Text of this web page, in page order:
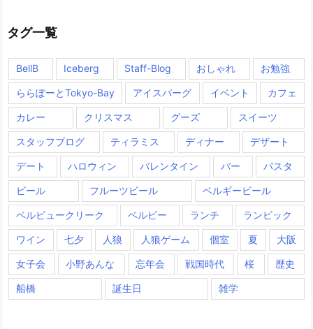
タグ一覧
BellB Iceberg Staff-Blog おしゃれ お勉強
ららぽーとTokyo-Bay アイスバーグ イベント カフェ
カレー クリスマス グーズ スイーツ
スタッフブログ ティラミス ディナー デザート
デート ハロウィン バレンタイン バー パスタ
ビール フルーツビール ベルギービール
ベルビュークリーク ベルビー ランチ ランビック
ワイン 七夕 人狼 人狼ゲーム 個室 夏 大阪
女子会 小野あんな 忘年会 戦国時代 桜 歴史
船橋 誕生日 雑学